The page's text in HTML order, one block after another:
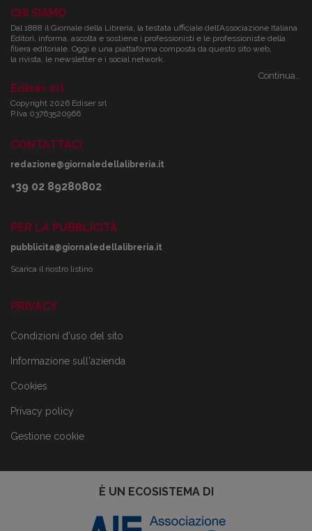
CHI SIAMO
Dal 1888 il Giornale della Libreria, la testata ufficiale dell’Associazione Italiana
Editori, informa, ascolta e sostiene i professionisti e le professioniste della
filiera editoriale. Oggi è una piattaforma composta da questo sito web,
la rivista, le newsletter e i social network.
Continua...
Ediser srl
Copyright 2026 Ediser srl
P.Iva 03763520966
CONTATTACI
redazione@giornaledellalibreria.it
+39 02 89280802
PER LA PUBBLICITÀ
pubblicita@giornaledellalibreria.it
Scarica il nostro listino
PRIVACY
Condizioni d'uso del sito
Informazione sull'azienda
Cookies
Privacy policy
Gestione cookie
È UN ECOSISTEMA DI